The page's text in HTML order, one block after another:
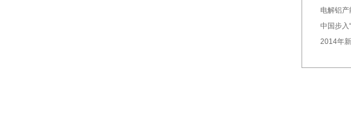
电解铝
中国步入
2014年